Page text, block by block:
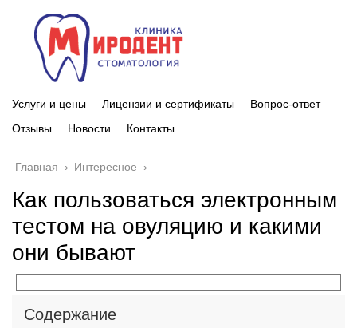
Услуги и цены Лицензии и сертификаты
Вопрос-ответ
Отзывы
Новости Контакты
Главная › Интересное ›
Как пользоваться электронным
тестом на овуляцию и какими
они бывают
Содержание